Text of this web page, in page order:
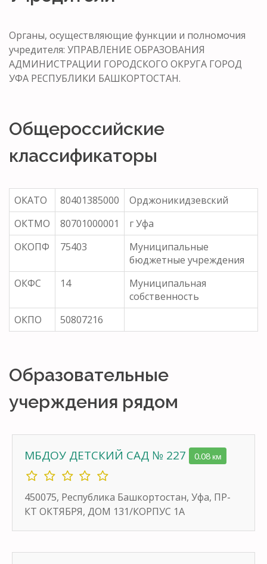
Органы, осуществляющие функции и полномочия
учредителя: УПРАВЛЕНИЕ ОБРАЗОВАНИЯ
АДМИНИСТРАЦИИ ГОРОДСКОГО ОКРУГА ГОРОД
УФА РЕСПУБЛИКИ БАШКОРТОСТАН.
Общероссийские
классификаторы
ОКАТО 80401385000
Орджоникидзевский
ОКТМО
80701000001
г Уфа
ОКОПФ
75403
Муниципальные
бюджетные учреждения
ОКФС
14
Муниципальная
собственность
ОКПО
50807216
Образовательные
учерждения рядом
МБДОУ ДЕТСКИЙ САД № 227 0.08 км
450075, Республика Башкортостан, Уфа, ПР-
КТ ОКТЯБРЯ, ДОМ 131/КОРПУС 1А